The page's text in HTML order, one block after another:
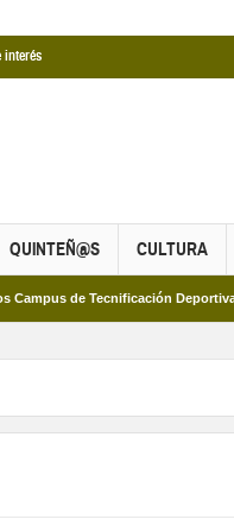
interés
QUINTEÑ@S CULTURA
Tecnificación Deportiva 2026